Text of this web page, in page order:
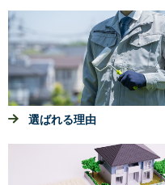
選ばれる理由